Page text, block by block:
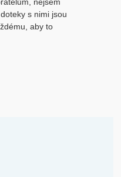
s nimi jsou
aby to